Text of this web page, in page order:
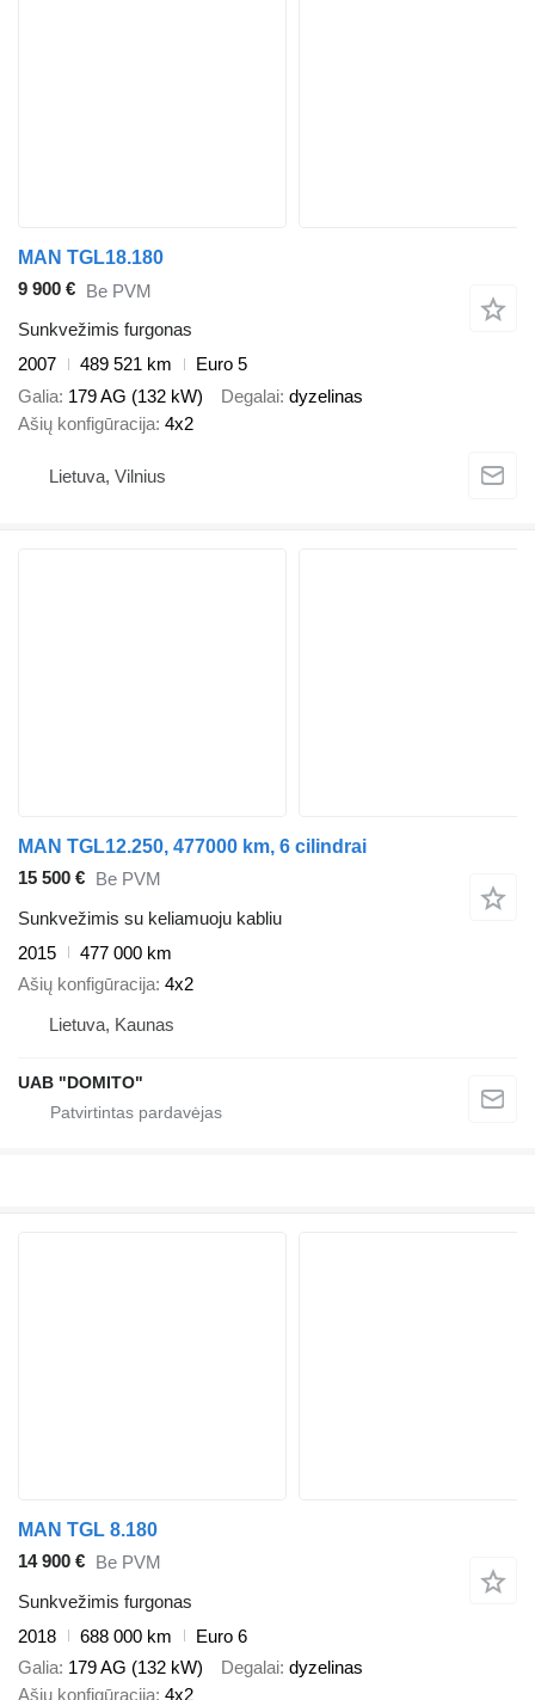
MAN TGL18.180
9 900 € Be PVM
Sunkvežimis furgonas
2007
489 521 km
Euro 5
Galia 179 AG (132 kW) Degalai dyzelinas
Ašių konfigūracija 4x2
Lietuva, Vilnius
MAN TGL12.250, 477000 km, 6 cilindrai
15 500 €
Be PVM
Sunkvežimis su keliamuoju kabliu
2015
477 000 km
Ašių konfigūracija 4x2
Lietuva, Kaunas
UAB "DOMITO"
MAN TGL 8.180
14 900 €
Be PVM
Sunkvežimis furgonas
2018
688 000 km
Euro 6
Galia 179 AG (132 kW) Degalai dyzelinas
Ašių konfigūracija 4x2